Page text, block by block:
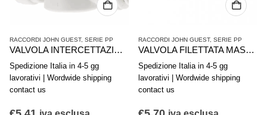
RACCORDI JOHN GUEST, SERIE PP
VALVOLA INTERCETTAZIONE JG d. 1/4 PPSV040808W
Spedizione Italia in 4-5 gg
lavorativi | Wordwide shipping
contact us
RACCORDI JOHN GUEST, SERIE PP
VALVOLA FILETTATA MASCHIO 3/8″ NPTF PPSV011223W
Spedizione Italia in 4-5 gg
lavorativi | Wordwide shipping
contact us